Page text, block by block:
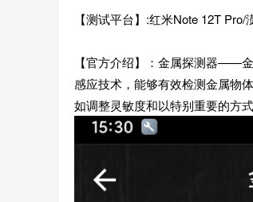
【测试平台】:红米Note 12T Pro/
【官方介绍】：金属探测器——
感应技术，能够有效检测金属物
如调整灵敏度和以特别重要的方